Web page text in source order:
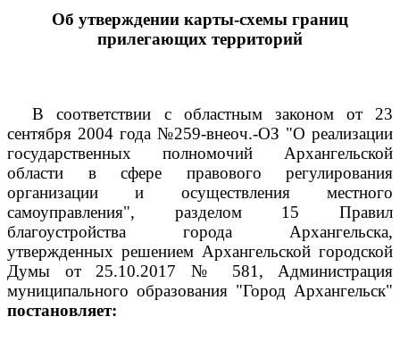
Об утверждении карты-схемы границ
прилегающих территорий
В соответствии с областным законом от 23
сентября 2004 года №259-внеоч.-ОЗ "О реализации
государственных полномочий Архангельской
области в сфере правового регулирования
организации и осуществления местного
самоуправления", разделом 15 Правил
благоустройства города Архангельска,
утвержденных решением Архангельской городской
Думы от 25.10.2017 № 581, Администрация
муниципального образования "Город Архангельск"
постановляет: